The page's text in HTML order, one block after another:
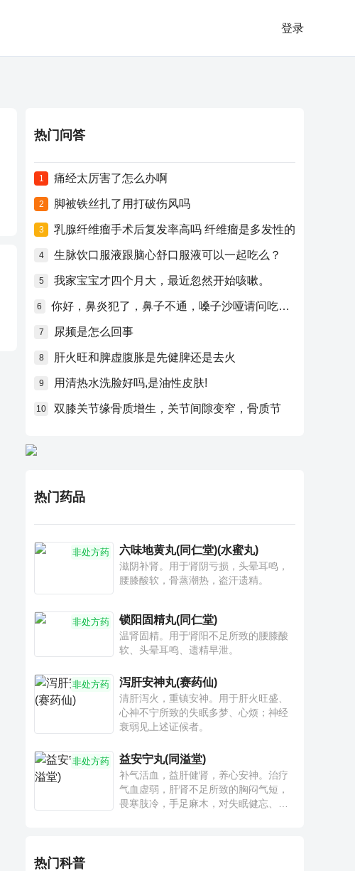
登录
热门问答
1 痛经太厉害了怎么办啊
2 脚被铁丝扎了用打破伤风吗
3 乳腺纤维瘤手术后复发率高吗 纤维瘤是多发性的
4 生脉饮口服液跟脑心舒口服液可以一起吃么？
5 我家宝宝才四个月大，最近忽然开始咳嗽。
6 你好，鼻炎犯了，鼻子不通，嗓子沙哑请问吃什么药比较好？
7 尿频是怎么回事
8 肝火旺和脾虚腹胀是先健脾还是去火
9 用清热水洗脸好吗,是油性皮肤!
10 双膝关节缘骨质增生，关节间隙变窄，骨质节
热门药品
非处方药 六味地黄丸(同仁堂)(水蜜丸)
滋阴补肾。用于肾阴亏损，头晕耳鸣，
腰膝酸软，骨蒸潮热，盗汗遗精。
非处方药 锁阳固精丸(同仁堂)
温肾固精。用于肾阳不足所致的腰膝酸
软、头晕耳鸣、遗精早泄。
非处方药 泻肝安神丸(赛药仙)
清肝泻火，重镇安神。用于肝火旺盛、
心神不宁所致的失眠多梦、心烦；神经
衰弱见上述证候者。
非处方药 益安宁丸(同溢堂)
补气活血，益肝健肾，养心安神。治疗
气血虚弱，肝肾不足所致的胸闷气短，
畏寒肢冷，手足麻木，对失眠健忘、神
热门科普